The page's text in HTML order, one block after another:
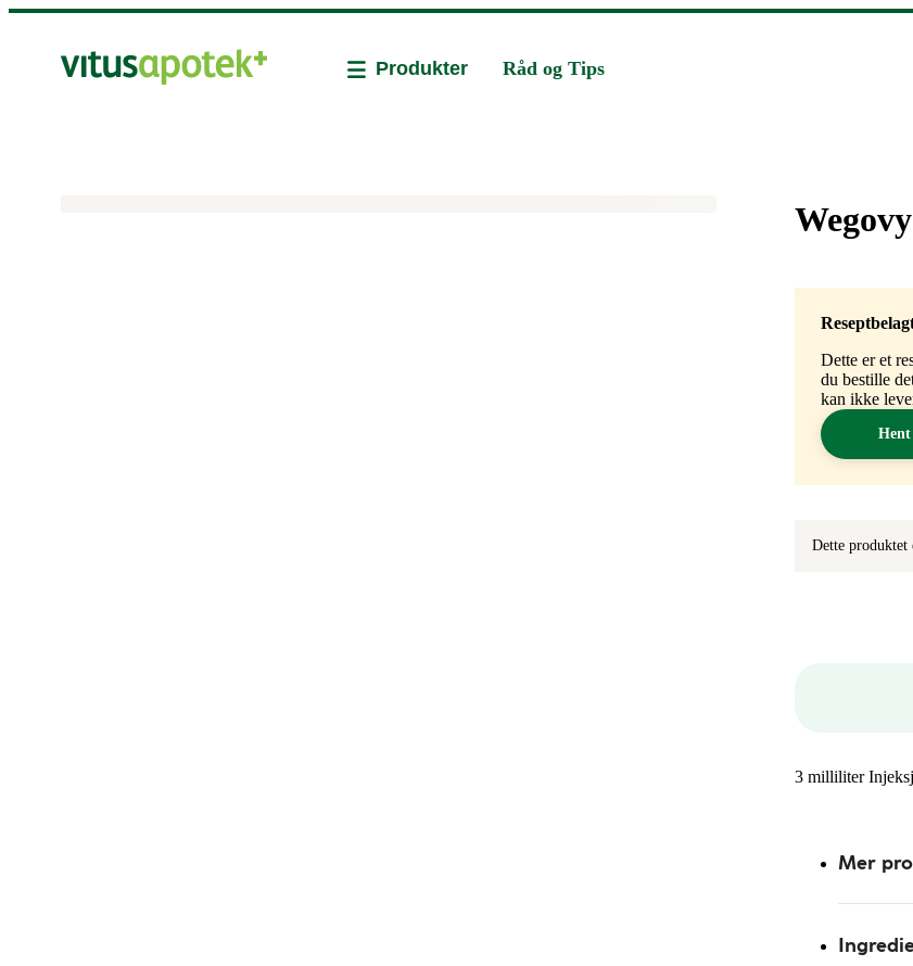
Produkter Råd og Tips
Dette er et
du bestille
kan ikke
Hent
Dette produktet
3 milliliter
Mer